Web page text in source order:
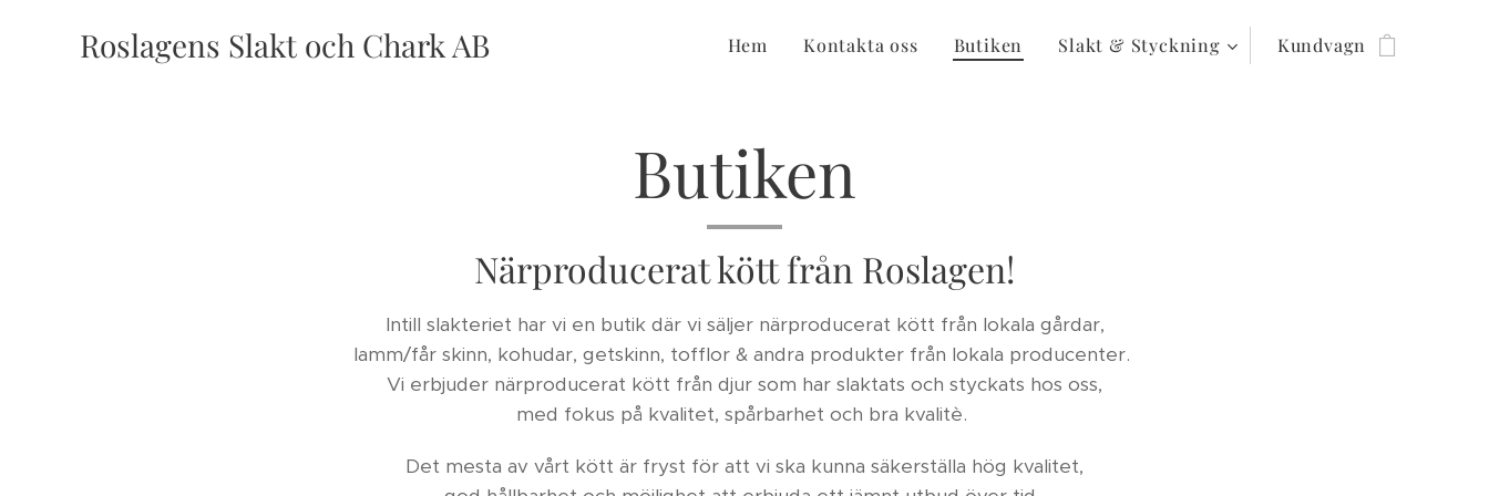
Roslagens Slakt och Chark AB Hem Kontakta oss Butiken Slakt & Styckning Kundvagn
Butiken
Närproducerat kött från Roslagen!
Intill slakteriet har vi en butik där vi säljer närproducerat kött från lokala gårdar,
lamm/får skinn, kohudar, getskinn, tofflor & andra produkter från lokala producenter.
Vi erbjuder närproducerat kött från djur som har slaktats och styckats hos oss,
med fokus på kvalitet, spårbarhet och bra kvalitè.
Det mesta av vårt kött är fryst för att vi ska kunna säkerställa hög kvalitet,